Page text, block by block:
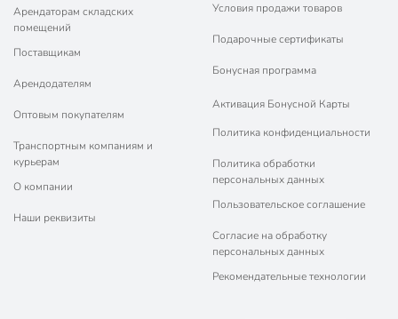
Арендаторам складских
помещений
Поставщикам
Арендодателям
Оптовым покупателям
Транспортным компаниям и
курьерам
О компании
Наши реквизиты
Условия продажи товаров
Подарочные сертификаты
Бонусная программа
Активация Бонусной Карты
Политика конфиденциальности
Политика обработки
персональных данных
Пользовательское соглашение
Согласие на обработку
персональных данных
Рекомендательные технологии